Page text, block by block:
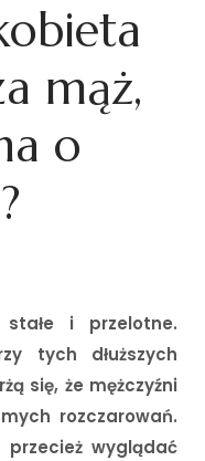
mąż,
o
stałe i przelotne.
tych dłuższych
się, że mężczyźni
rozczarowań.
wyglądać